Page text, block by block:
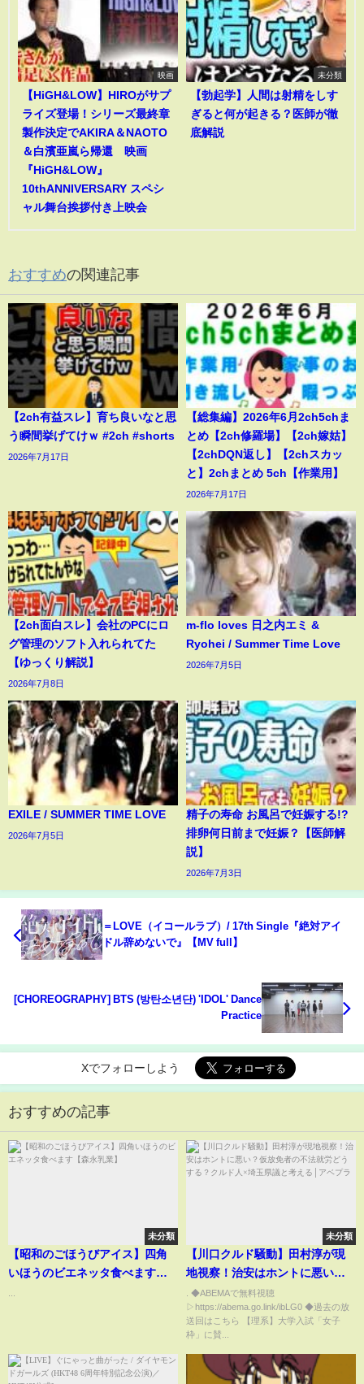
映画
【HiGH&LOW】HIROがサプ
ライズ登場！シリーズ最終章
製作決定でAKIRA＆NAOTO
＆白濱亜嵐ら帰還 映画
『HiGH&LOW』
10thANNIVERSARY スペシ
ャル舞台挨拶付き上映会
未分類
【勃起学】人間は射精をしす
ぎると何が起きる？医師が徹
底解説
おすすめの関連記事
【2ch有益スレ】育ち良いなと思
う瞬間挙げてけｗ #2ch #shorts
2026年7月17日
【総集編】2026年6月2ch5chま
とめ【2ch修羅場】【2ch嫁姑】
【2chDQN返し】【2chスカッ
と】2chまとめ 5ch【作業用】
2026年7月17日
【2ch面白スレ】会社のPCにロ
グ管理のソフト入れられてた
【ゆっくり解説】
2026年7月8日
m-flo loves 日之内エミ &
Ryohei / Summer Time Love
2026年7月5日
EXILE / SUMMER TIME LOVE
2026年7月5日
精子の寿命 お風呂で妊娠する!?
排卵何日前まで妊娠？【医師解
説】
2026年7月3日
＝LOVE（イコールラブ）/ 17th Single『絶対アイ
ドル辞めないで』【MV full】
[CHOREOGRAPHY] BTS (방탄소년단) 'IDOL' Dance
Practice
Xでフォローしよう
おすすめの記事
未分類
【昭和のごほうびアイス】四角
いほうのビエネッタ食べます
未分類
【川口クルド騒動】田村淳が現
地視察！治安はホントに悪い？
仮放免者の不法就労どうする？
クルド人×埼玉県議と考える│ア
ベプラ
. ◆ABEMAで無料視聴
▷https://abema.go.link/ibLG0 ◆過去の放
送回はこちら 【理系】大学入試「女子
枠」に賛...